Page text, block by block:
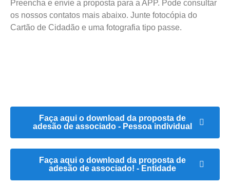
Preencha e envie a proposta para a APP. Pode consultar
os nossos contatos mais abaixo. Junte fotocópia do
Cartão de Cidadão e uma fotografia tipo passe.
Faça aqui o download da proposta de
adesão de associado - Pessoa individual
Faça aqui o download da proposta de
adesão de associado! - Entidade